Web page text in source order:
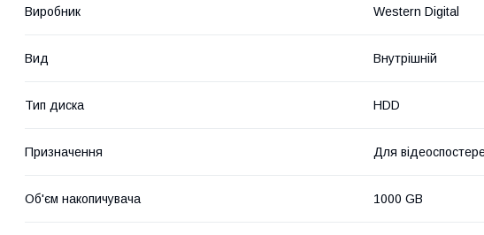
Виробник Western Digital
Вид Внутрішній
Тип диска HDD
Призначення Для
Об'єм накопичувача 1000 GB